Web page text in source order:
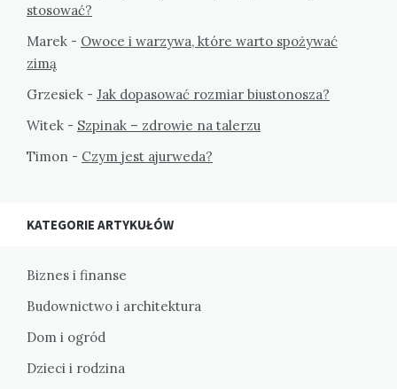
stosować?
Marek - Owoce i warzywa, które warto spożywać
zimą
Grzesiek - Jak dopasować rozmiar biustonosza?
Witek - Szpinak – zdrowie na talerzu
Timon - Czym jest ajurweda?
KATEGORIE ARTYKUŁÓW
Biznes i finanse
Budownictwo i architektura
Dom i ogród
Dzieci i rodzina